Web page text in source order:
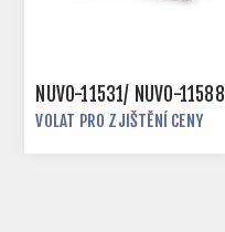
NUVO-11531/ NUVO-11588
VOLAT PRO ZJIŠTĚNÍ CENY